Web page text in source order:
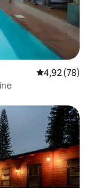
Note
4,92 (78)